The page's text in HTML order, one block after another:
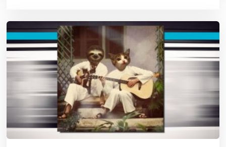
2
0
1
7